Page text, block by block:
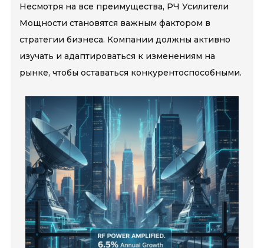
Несмотря на все преимущества, РЧ Усилители
Мощности становятся важным фактором в
стратегии бизнеса. Компании должны активно
изучать и адаптироваться к изменениям на
рынке, чтобы оставаться конкурентоспособными.